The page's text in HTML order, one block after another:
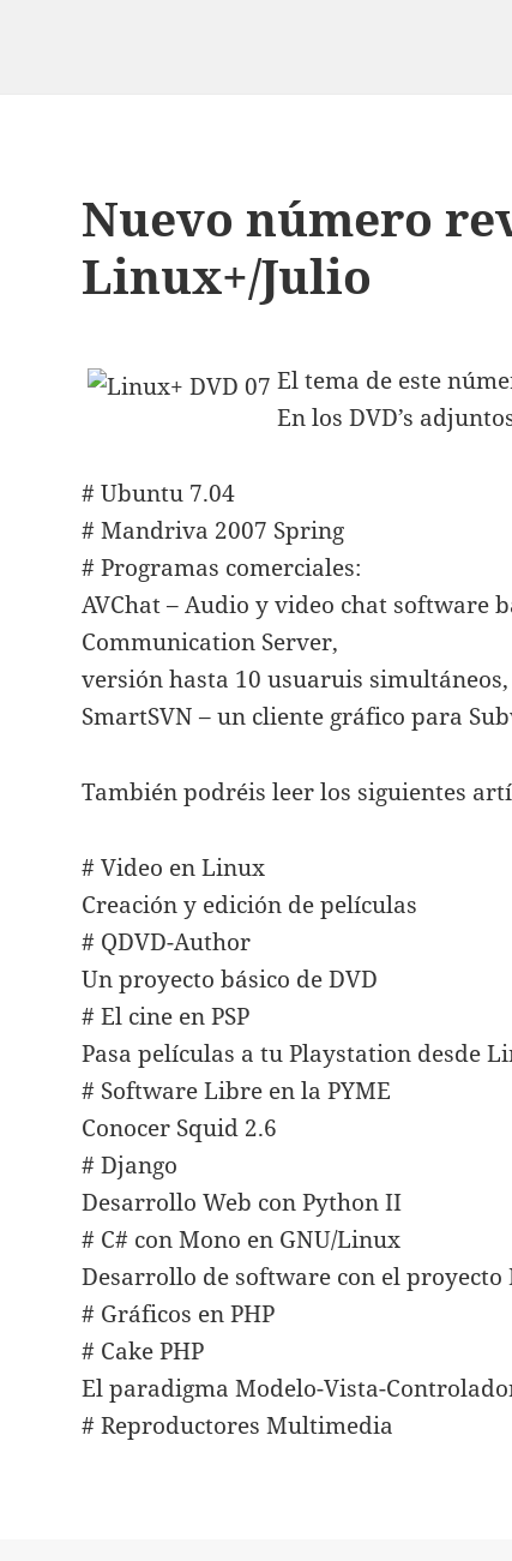
Nuevo número
Linux+/Julio
El tema de este
En los DVD’s
# Ubuntu 7.04
# Mandriva 2007 Spring
# Programas comerciales:
AVChat – Audio y video chat software
Communication Server,
versión hasta 10 usuaruis
SmartSVN – un cliente gráfico para
También podréis leer los siguientes
# Video en Linux
Creación y edición de películas
# QDVD-Author
Un proyecto básico de DVD
# El cine en PSP
Pasa películas a tu Playstation desde
# Software Libre en la PYME
Conocer Squid 2.6
# Django
Desarrollo Web con Python II
# C# con Mono en GNU/Linux
Desarrollo de software con el proyecto
# Gráficos en PHP
# Cake PHP
El paradigma Modelo-Vista-
# Reproductores Multimedia